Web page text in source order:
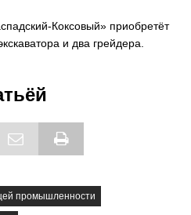
Коксовый» приобретёт
и два грейдера.
промышленности